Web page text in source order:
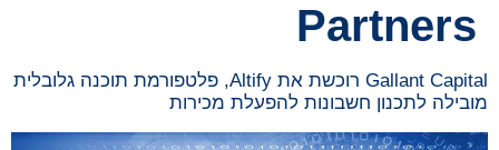
Partners
Gallant Capital רוכשת את Altify, פלטפורמת תוכנה גלובלית
מובילה לתכנון חשבונות להפעלת מכירות